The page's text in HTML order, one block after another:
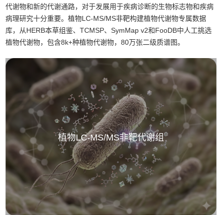
代谢物和新的代谢通路，对于发展用于疾病诊断的生物标志物和疾病
病理研究十分重要。植物LC-MS/MS非靶构建植物代谢物专属数据
库，从HERB本草组鉴、TCMSP、SymMap v2和FooDB中人工挑选
植物代谢物，包含8k+种植物代谢物，80万张二级质谱图。
植物LC-MS/MS非靶代谢组